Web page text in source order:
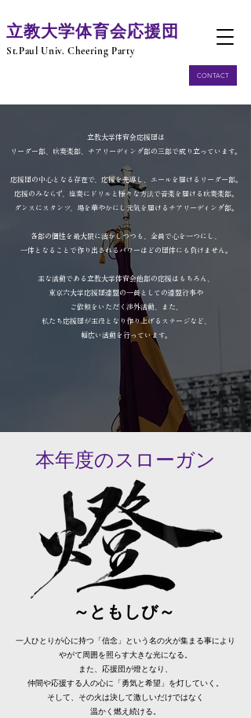
​立教大学体育会応援団
​St.Paul Univ. Cheering Party
CONTACT
立教大学体育会応援団は
リーダー部、吹奏楽部、チアリーディング部の三部で成り立っています。
応援団の中心となる存在で、応援を先導し、エールを届けるリーダー部。
応援のみならず、座奏にドリルと様々な方法で音楽を届ける吹奏楽部。
ダンスにスタンツ、場を華やかにし元気を届けるチアリーディング部。
​
各部の個性を最大限に活かしつつも、全員で心を一つにし、
一体となることで作り出されるパワーはどの団体にも負けません。
主な活動である立教大学体育会他部の応援はもちろん、
東京六大学応援団連盟の一員としての連盟行事や
ご依頼をいただく渉外活動、また、
私たち応援団が主役となり作り上げるステージなど、
幅広い活動を行っています。
本年度のスローガン
​～ともしび～
一人ひとりが心に持つ「信念」という名の火が集まる事により
やがて周囲を照らす大きな光になる。
また、応援団が燈となり、
仲間や応援する人の心に「勇気と希望」を灯していく。
そして、その火は決して激しいだけではなく
温かく燃え続ける。